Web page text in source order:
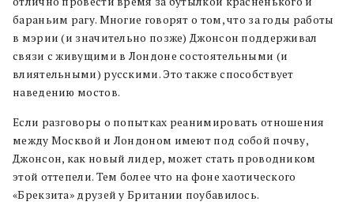
бараньим рагу. Многие говорят о том, что за годы работы
в мэрии (и значительно позже) Джонсон поддерживал
связи с живущими в Лондоне состоятельными (и
влиятельными) русскими. Это также способствует
наведению мостов.
Если разговоры о попытках реанимировать отношения
между Москвой и Лондоном имеют под собой почву,
Джонсон, как новый лидер, может стать проводником
этой оттепели. Тем более что на фоне хаотического
«Брекзита» друзей у Британии поубавилось.